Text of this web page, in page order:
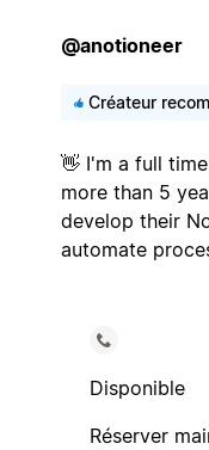
@anotioneer
Créateur
👋 I'm a full
more than 5
develop their
automate
Disponible
Réserver